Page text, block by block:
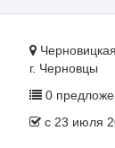
г. Черновцы
0
c 23 июля